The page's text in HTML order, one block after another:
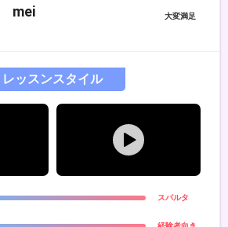
mei
レッスンスタイル
スパルタ